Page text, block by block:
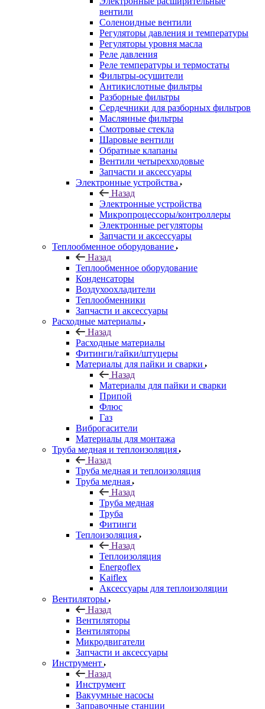
вентили
Соленоидные вентили
Регуляторы давления и температуры
Регуляторы уровня масла
Реле давления
Реле температуры и термостаты
Фильтры-осушители
Антикислотные фильтры
Разборные фильтры
Сердечники для разборных фильтров
Маслянные фильтры
Смотровые стекла
Шаровые вентили
Обратные клапаны
Вентили четырехходовые
Запчасти и аксессуары
Электронные устройства
Назад
Электронные устройства
Микропроцессоры/контроллеры
Электронные регуляторы
Запчасти и аксессуары
Теплообменное оборудование
Назад
Теплообменное оборудование
Конденсаторы
Воздухоохладители
Теплообменники
Запчасти и аксессуары
Расходные материалы
Назад
Расходные материалы
Фитинги/гайки/штуцеры
Материалы для пайки и сварки
Назад
Материалы для пайки и сварки
Припой
Флюс
Газ
Виброгасители
Материалы для монтажа
Труба медная и теплоизоляция
Назад
Труба медная и теплоизоляция
Труба медная
Назад
Труба медная
Труба
Фитинги
Теплоизоляция
Назад
Теплоизоляция
Energoflex
Kaiflex
Аксессуары для теплоизоляции
Вентиляторы
Назад
Вентиляторы
Вентиляторы
Микродвигатели
Запчасти и аксессуары
Инструмент
Назад
Инструмент
Вакуумные насосы
Заправочные станции